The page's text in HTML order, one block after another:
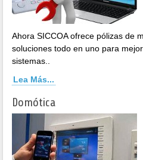
Ahora SICCOA ofrece pólizas de
soluciones todo en uno para
sistemas..
Lea Más...
Domótica